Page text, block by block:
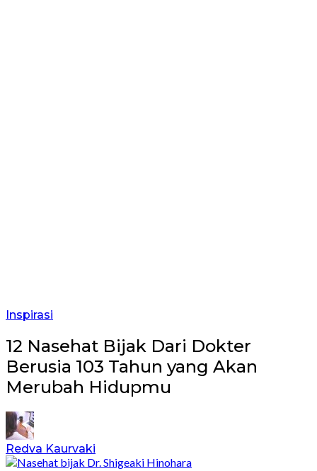
Inspirasi
12 Nasehat Bijak Dari Dokter
Berusia 103 Tahun yang Akan
Merubah Hidupmu
Redva Kaurvaki